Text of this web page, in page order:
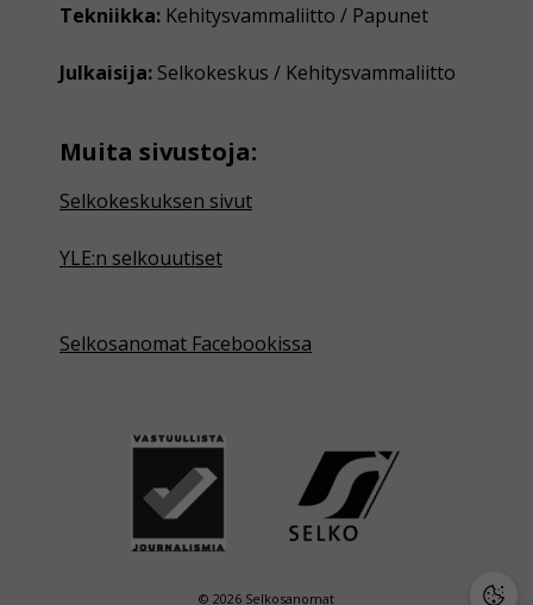
Tekniikka: Kehitysvammaliitto / Papunet
Julkaisija: Selkokeskus / Kehitysvammaliitto
Muita sivustoja:
Selkokeskuksen sivut
YLE:n selkouutiset
Selkosanomat Facebookissa
© 2026 Selkosanomat